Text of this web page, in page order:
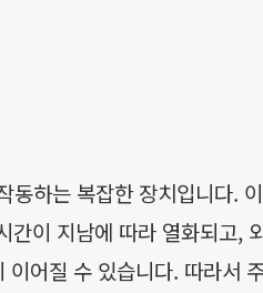
하는 복잡한 장치입니다.
이 지남에 따라 열화되고,
어질 수 있습니다. 따라서